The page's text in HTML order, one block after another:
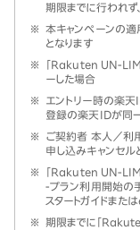
期限までに行われず
※
本キャンペーンの
となります
※
「Rakuten UN-
ーした場合
※
エントリー時の楽
登録の楽天IDが同
※
ご契約者 本人／利
申し込みキャンセル
※
「Rakuten UN-
-プラン利用開始の
スタートガイドまた
※
期限までに「